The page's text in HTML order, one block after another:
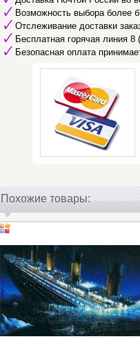
Возможность выбора более
Отслеживание доставки
Бесплатная горячая линия
Безопасная оплата
Похожие товары: